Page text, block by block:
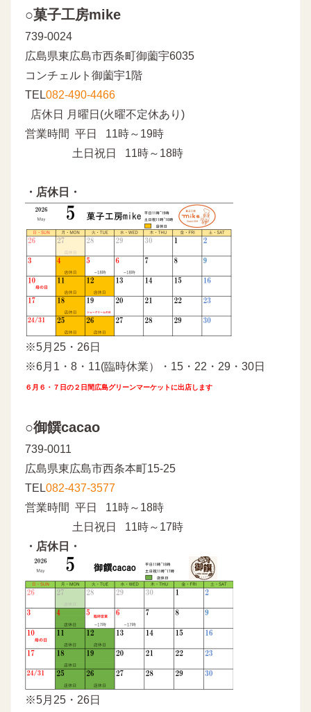
○菓子工房mike
739-0024
広島県東広島市西条町御薗宇6035
コンチェルト御薗宇1階
TEL082-490-4466
店休日 月曜日(火曜不定休あり)
営業時間 平日 11時～19時
土日祝日 11時～18時
・店休日・
※5月25・26日
※6月1・8・11(臨時休業）・15・22・29・30日
６月６・７日の２日間広島グリーンマーケットに出店します
○御饌cacao
739-0011
広島県東広島市西条本町15-25
TEL082-437-3577
営業時間 平日 11時～18時
土日祝日 11時～17時
・店休日・
※5月25・26日